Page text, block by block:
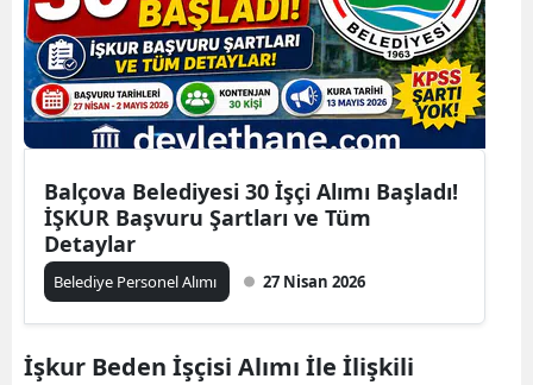
Balçova Belediyesi 30 İşçi Alımı Başladı!
İŞKUR Başvuru Şartları ve Tüm
Detaylar
Belediye Personel Alımı 27 Nisan 2026
İşkur Beden İşçisi Alımı İle İlişkili